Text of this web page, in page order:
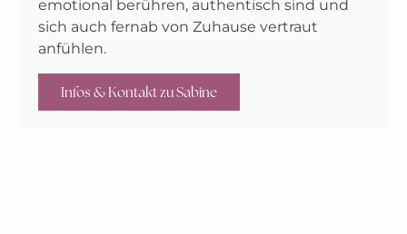
emotional berühren, authentisch sind und
sich auch fernab von Zuhause vertraut
anfühlen.
Infos & Kontakt zu Sabine